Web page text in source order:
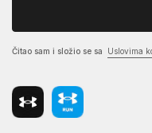
Čitao sam i složio se sa Uslovima